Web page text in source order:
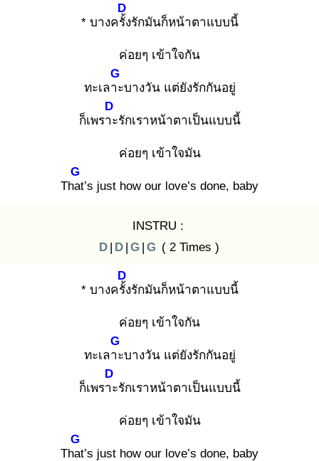
* บางครั้ง
D
รักมันก็หน้าตาแบบนี้
ค่อยๆ เข้าใจกัน
ทะเลาะ
G
บางวัน แต่ยังรักกันอยู่
ก็เพราะ
D
รักเราหน้าตาเป็นแบบนี้
ค่อยๆ เข้าใจมัน
That
G
’s just how our love’s done, baby
INSTRU :
D | D | G | G ( 2 Times )
* บางครั้ง
D
รักมันก็หน้าตาแบบนี้
ค่อยๆ เข้าใจกัน
ทะเลาะ
G
บางวัน แต่ยังรักกันอยู่
ก็เพราะ
D
รักเราหน้าตาเป็นแบบนี้
ค่อยๆ เข้าใจมัน
That
G
’s just how our love’s done, baby